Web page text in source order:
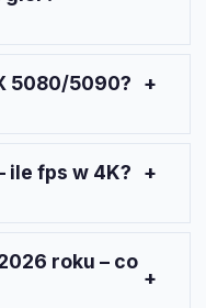
7-260.
5080/5090?
ile fps w 4K?
roku – co